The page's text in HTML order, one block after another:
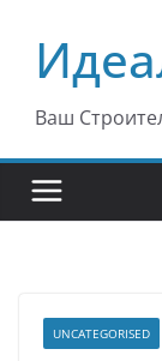
содержимому
Ваш
UNCATEGORISED